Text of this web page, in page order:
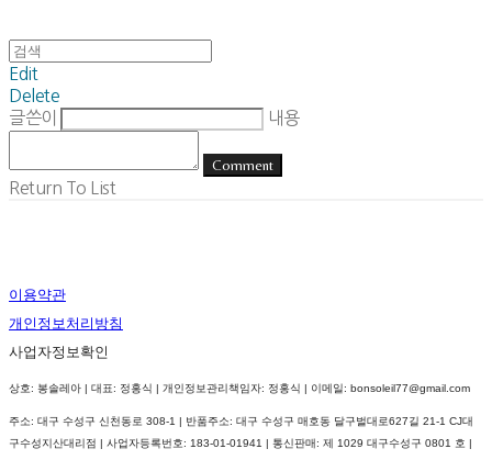
Edit
Delete
글쓴이
내용
Comment
Return To List
이용약관
개인정보처리방침
사업자정보확인
상호: 봉솔레아 | 대표: 정홍식 | 개인정보관리책임자: 정홍식 | 이메일: bonsoleil77@gmail.com
주소: 대구 수성구 신천동로 308-1 | 반품주소: 대구 수성구 매호동 달구벌대로627길 21-1 CJ대
구수성지산대리점 | 사업자등록번호: 183-01-01941 | 통신판매: 제 1029 대구수성구 0801 호 |